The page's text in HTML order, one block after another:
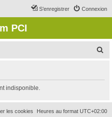
Connexion
S’enregistrer
PCI
r
indisponible.
Heures au format UTC+02:00
les cookies